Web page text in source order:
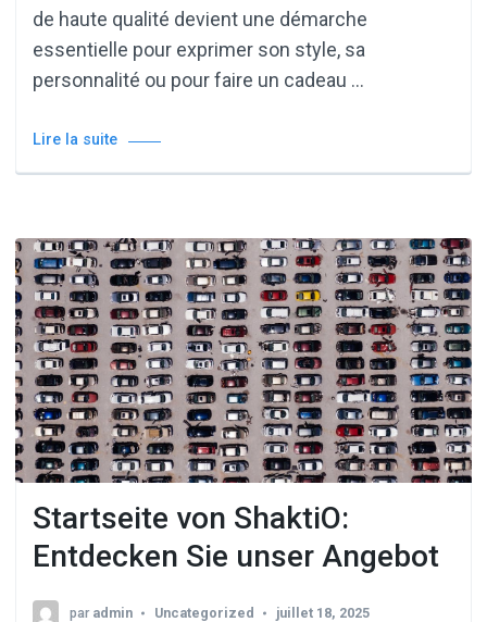
de haute qualité devient une démarche
essentielle pour exprimer son style, sa
personnalité ou pour faire un cadeau …
Lire la suite
Startseite von ShaktiO:
Entdecken Sie unser Angebot
par admin Uncategorized juillet 18, 2025